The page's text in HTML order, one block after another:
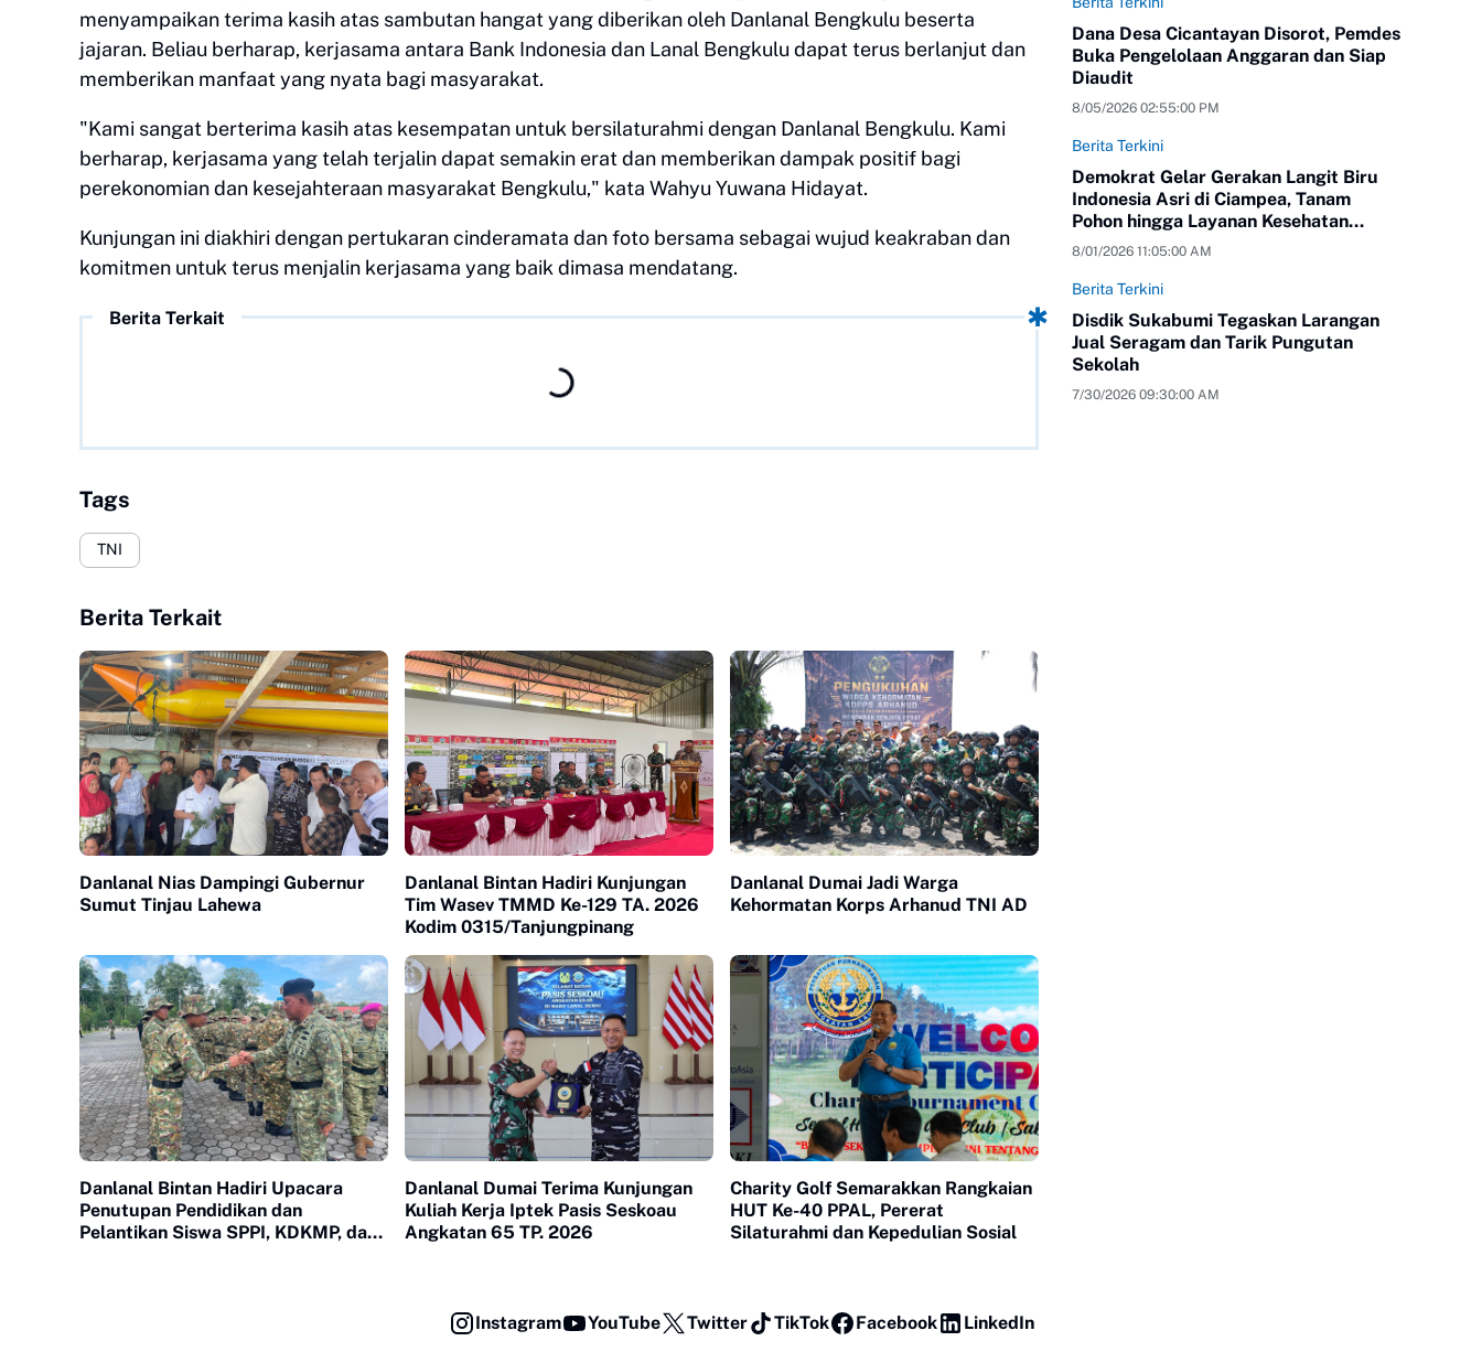
menyampaikan terima kasih atas sambutan hangat yang diberikan oleh Danlanal Bengkulu beserta
jajaran. Beliau berharap, kerjasama antara Bank Indonesia dan Lanal Bengkulu dapat terus berlanjut dan
memberikan manfaat yang nyata bagi masyarakat.
"Kami sangat berterima kasih atas kesempatan untuk bersilaturahmi dengan Danlanal Bengkulu. Kami
berharap, kerjasama yang telah terjalin dapat semakin erat dan memberikan dampak positif bagi
perekonomian dan kesejahteraan masyarakat Bengkulu," kata Wahyu Yuwana Hidayat.
Kunjungan ini diakhiri dengan pertukaran cinderamata dan foto bersama sebagai wujud keakraban dan
komitmen untuk terus menjalin kerjasama yang baik dimasa mendatang.
Berita Terkait
Tags
TNI
Berita Terkait
Danlanal Nias Dampingi Gubernur
Sumut Tinjau Lahewa
Danlanal Bintan Hadiri Kunjungan
Tim Wasev TMMD Ke-129 TA. 2026
Kodim 0315/Tanjungpinang
Danlanal Dumai Jadi Warga
Kehormatan Korps Arhanud TNI AD
Danlanal Bintan Hadiri Upacara
Penutupan Pendidikan dan
Pelantikan Siswa SPPI, KDKMP, dan
Danlanal Dumai Terima Kunjungan
Kuliah Kerja Iptek Pasis Seskoau
Angkatan 65 TP. 2026
Charity Golf Semarakkan Rangkaian
HUT Ke-40 PPAL, Pererat
Silaturahmi dan Kepedulian Sosial
Dana Desa Cicantayan Disorot, Pemdes
Buka Pengelolaan Anggaran dan Siap
Diaudit
8/05/2026 02:55:00 PM
Berita Terkini
Demokrat Gelar Gerakan Langit Biru
Indonesia Asri di Ciampea, Tanam
Pohon hingga Layanan Kesehatan
Gratis
8/01/2026 11:05:00 AM
Berita Terkini
Disdik Sukabumi Tegaskan Larangan
Jual Seragam dan Tarik Pungutan
Sekolah
7/30/2026 09:30:00 AM
Instagram YouTube Twitter TikTok Facebook LinkedIn